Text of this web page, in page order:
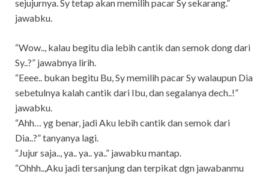
sejujurnya. Sy tetap akan memilih pacar Sy sekarang.”
jawabku.
“Wow.., kalau begitu dia lebih cantik dan semok dong dari
Sy..?” jawabnya lirih.
“Eeee.. bukan begitu Bu, Sy memilih pacar Sy walaupun Dia
sebetulnya kalah cantik dari Ibu, dan segalanya dech..!”
jawabku.
“Ahh… yg benar, jadi Aku lebih cantik dan semok dari
Dia..?” tanyanya lagi.
“Jujur saja.., ya.. ya.. ya..” jawabku mantap.
“Ohhh..,Aku jadi tersanjung dan terpikat dgn jawabanmu